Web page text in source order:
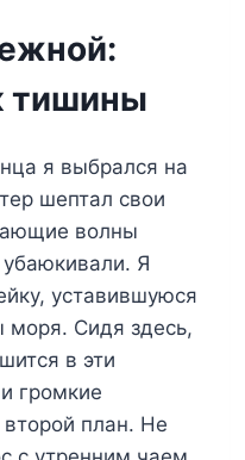
тишины
я выбрался на
шептал свои
волны
Я
уставившуюся
моря. Сидя здесь,
в эти
громкие
второй план. Не